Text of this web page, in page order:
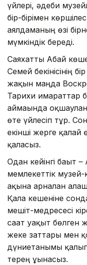
үйлері, әдеби
бір-бірімен
аялдаманың өзі
мүмкіндік береді.
Саяхатты Абай
Семей бекінісінің
жақын маңда
Тарихи ғимараттар
аймағында
өте үйлесіп тұр.
екінші жерге қалай
қаласыз.
Одан кейінгі бағыт
мемлекеттік музей-
ақынға арналған
Қала кешеніне
мешіт-медресесі
сағат уақыт
жеке заттары мен
дүниетанымы
терең ұғынасыз.